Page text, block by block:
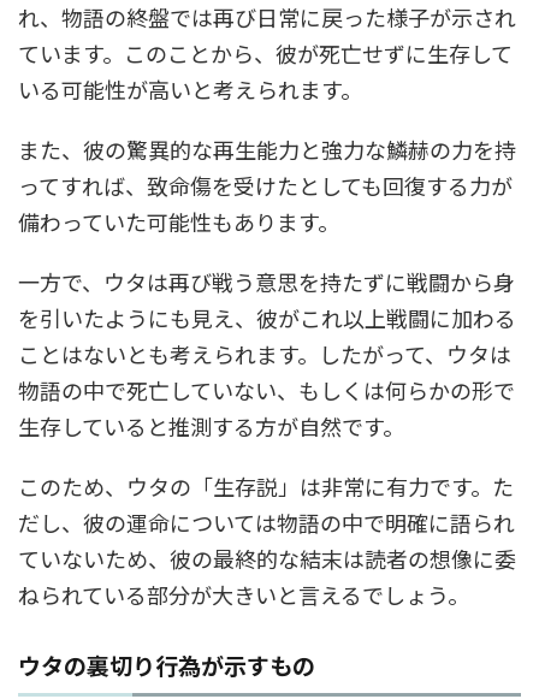
れ、物語の終盤では再び日常に戻った様子が示され
ています。このことから、彼が死亡せずに生存して
いる可能性が高いと考えられます。
また、彼の驚異的な再生能力と強力な鱗赫の力を持
ってすれば、致命傷を受けたとしても回復する力が
備わっていた可能性もあります。
一方で、ウタは再び戦う意思を持たずに戦闘から身
を引いたようにも見え、彼がこれ以上戦闘に加わる
ことはないとも考えられます。したがって、ウタは
物語の中で死亡していない、もしくは何らかの形で
生存していると推測する方が自然です。
このため、ウタの「生存説」は非常に有力です。た
だし、彼の運命については物語の中で明確に語られ
ていないため、彼の最終的な結末は読者の想像に委
ねられている部分が大きいと言えるでしょう。
ウタの裏切り行為が示すもの